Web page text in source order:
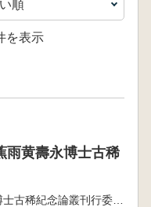
を表示
雨黄壽永博士古稀
蕉雨黄壽永博士古稀紀念論叢刊行委員会編